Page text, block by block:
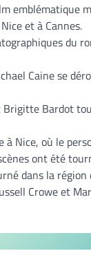
emblématique
et à Cannes.
du
Caine se
Bardot
Nice, où le
ont été
dans la
Crowe et